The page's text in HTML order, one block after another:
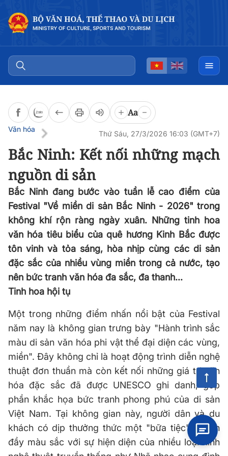
Aa
Văn hóa
Thứ Sáu, 27/3/2026 16:03 (GMT+7)
Bắc Ninh: Kết nối những mạch
nguồn di sản
Bắc Ninh đang bước vào tuần lễ cao điểm của
Festival "Về miền di sản Bắc Ninh - 2026" trong
không khí rộn ràng ngày xuân. Những tinh hoa
văn hóa tiêu biểu của quê hương Kinh Bắc được
tôn vinh và tỏa sáng, hòa nhịp cùng các di sản
đặc sắc của nhiều vùng miền trong cả nước, tạo
nên bức tranh văn hóa đa sắc, đa thanh...
Tinh hoa hội tụ
Một trong những điểm nhấn nổi bật của Festival
năm nay là không gian trưng bày "Hành trình sắc
màu di sản văn hóa phi vật thể đại diện các vùng,
miền". Đây không chỉ là hoạt động trình diễn nghệ
thuật đơn thuần mà còn kết nối những giá trị văn
hóa đặc sắc đã được UNESCO ghi danh, góp
phần khắc họa bức tranh phong phú của di sản
Việt Nam. Tại không gian này, người dân và du
khách có dịp thưởng thức một "bữa tiệc" di sản
đầy màu sắc với sự hiện diện của nhiều loại hình
Đọc bài